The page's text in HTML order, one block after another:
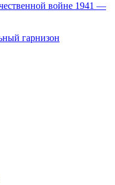
войне 1941 —
гарнизон